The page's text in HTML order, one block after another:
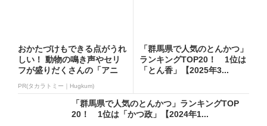
おかたづけもできる点がうれ
しい！ 動物の鳴き声やセリ
フが盛りだくさんの「アニ
PR(タカラトミー｜Hugkum)
「群馬県で人気のとんかつ」
ランキングTOP20！ 1位は
「とん香」【2025年3...
「群馬県で人気のとんかつ」ランキングTOP
20！ 1位は「かつ政」【2024年1...